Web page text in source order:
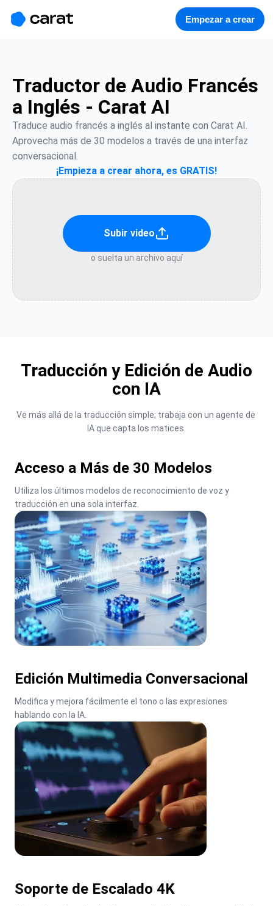
Empezar a crear
Traductor de Audio Francés
a Inglés - Carat AI
Traduce audio francés a inglés al instante con Carat AI.
Aprovecha más de 30 modelos a través de una interfaz
conversacional.
¡Empieza a crear ahora, es GRATIS!
Subir video
o suelta un archivo aquí
Traducción y Edición de Audio
con IA
Ve más allá de la traducción simple; trabaja con un agente de
IA que capta los matices.
Acceso a Más de 30 Modelos
Utiliza los últimos modelos de reconocimiento de voz y
traducción en una sola interfaz.
Edición Multimedia Conversacional
Modifica y mejora fácilmente el tono o las expresiones
hablando con la IA.
Soporte de Escalado 4K